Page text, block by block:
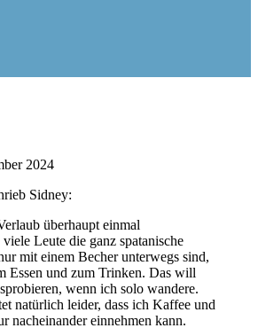
2024
Sidney:
überhaupt einmal
Leute die ganz spatanische
mit einem Becher unterwegs sind,
Essen und zum Trinken. Das will
wenn ich solo wandere.
natürlich leider, dass ich Kaffee und
nacheinander einnehmen kann.